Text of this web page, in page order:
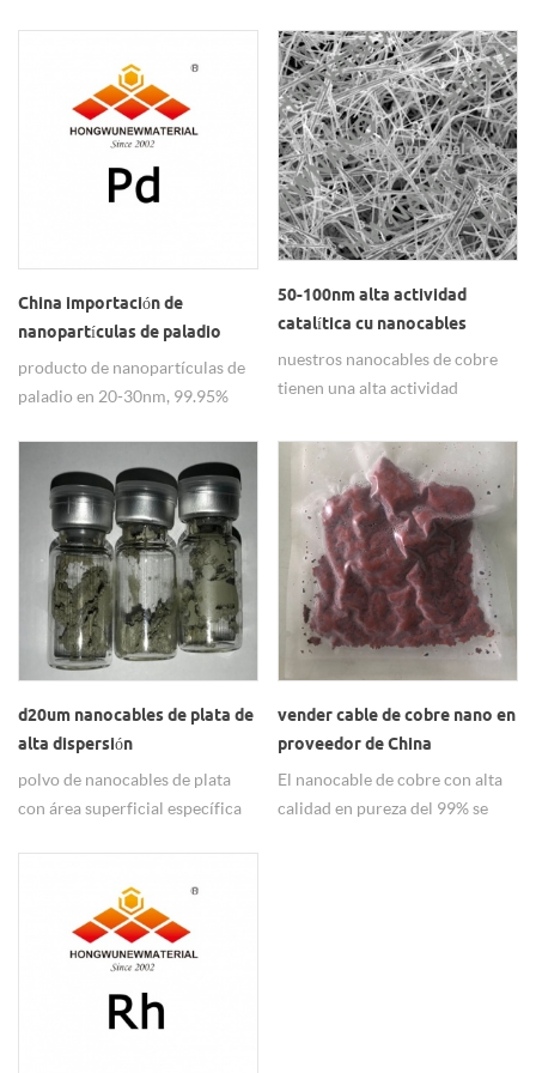
hecha de una tecnología de
rejilla metálica puede lograr una
mayor transmitancia de la luz.
China importación de
nanopartículas de paladio
producto, precio para
nanopartículas pd
producto de nanopartículas de
paladio en 20-30nm, 99.95%
50-100nm alta actividad
catalítica cu nanocables
nuestros nanocables de cobre
tienen una alta actividad
alta conductividad,
ampliamente utilizados en
materiales transparentes y
propicios.
d20um nanocables de plata de
alta dispersión
polvo de nanocables de plata
con área superficial específica
propiedades de alta dispersión.
vender cable de cobre nano en
proveedor de China
El nanocable de cobre con alta
calidad en pureza del 99% se